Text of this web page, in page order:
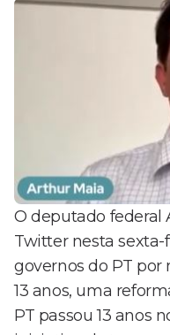
O deputado federal
Twitter nesta sexta-
governos do PT por
13 anos, uma
PT passou 13 anos